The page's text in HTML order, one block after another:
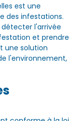
est une
des infestations.
l'arrivée
et prendre
une solution
l'environnement,